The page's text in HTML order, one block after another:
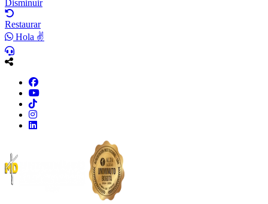
Disminuir
Restaurar
Hola ✌